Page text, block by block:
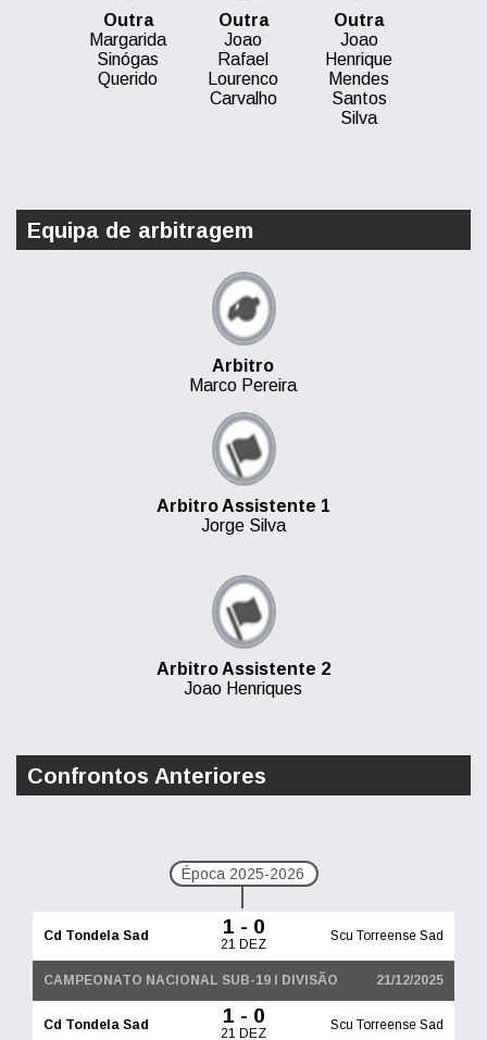
Outra
Margarida
Sinógas
Querido
Outra
Joao
Rafael
Lourenco
Carvalho
Outra
Joao
Henrique
Mendes
Santos
Silva
Equipa de arbitragem
Arbitro
Marco Pereira
Arbitro Assistente 1
Jorge Silva
Arbitro Assistente 2
Joao Henriques
Confrontos Anteriores
Época 2025-2026
Cd Tondela Sad 1 - 0
21 DEZ
Scu Torreense Sad
CAMPEONATO NACIONAL SUB-19 I DIVISÃO 21/12/2025
Cd Tondela Sad 1 - 0
21 DEZ
Scu Torreense Sad